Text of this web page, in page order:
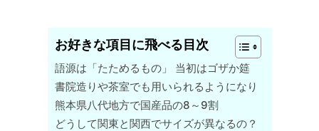
お好きな項目に飛べる目次
語源は「たためるもの」 当初はゴザか筵
書院造りや茶室でも用いられるようになり
熊本県八代地方で国産品の8～9割
どうして関東と関西でサイズが異なるの？